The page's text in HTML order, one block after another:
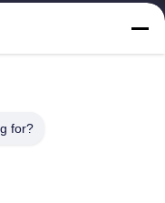
Somos
De Qualidade
for?